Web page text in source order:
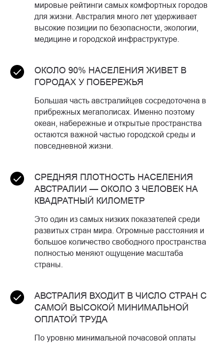
мировые рейтинги самых комфортных городов
для жизни. Австралия много лет удерживает
высокие позиции по безопасности, экологии,
медицине и городской инфраструктуре.
ОКОЛО 90% НАСЕЛЕНИЯ ЖИВЕТ В
ГОРОДАХ У ПОБЕРЕЖЬЯ
Большая часть австралийцев сосредоточена в
прибрежных мегаполисах. Именно поэтому
океан, набережные и открытые пространства
остаются важной частью городской среды и
повседневной жизни.
СРЕДНЯЯ ПЛОТНОСТЬ НАСЕЛЕНИЯ
АВСТРАЛИИ — ОКОЛО 3 ЧЕЛОВЕК НА
КВАДРАТНЫЙ КИЛОМЕТР
Это один из самых низких показателей среди
развитых стран мира. Огромные расстояния и
большое количество свободного пространства
полностью меняют ощущение масштаба
страны.
АВСТРАЛИЯ ВХОДИТ В ЧИСЛО СТРАН С
САМОЙ ВЫСОКОЙ МИНИМАЛЬНОЙ
ОПЛАТОЙ ТРУДА
По уровню минимальной почасовой оплаты